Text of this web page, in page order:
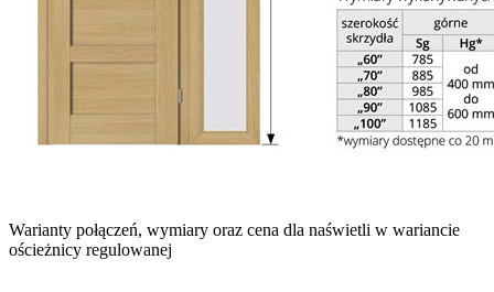
Warianty połączeń, wymiary oraz cena dla naświetli w wariancie
ościeżnicy regulowanej